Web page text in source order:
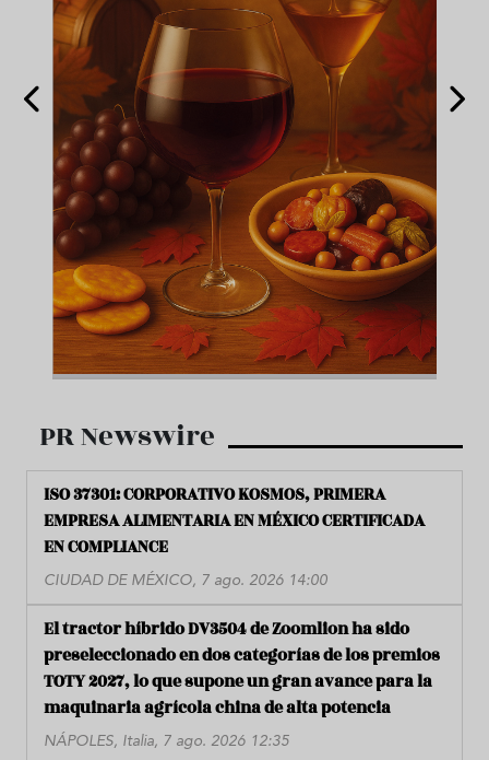
PR Newswire
ISO 37301: CORPORATIVO KOSMOS, PRIMERA
EMPRESA ALIMENTARIA EN MÉXICO CERTIFICADA
EN COMPLIANCE
CIUDAD DE MÉXICO, 7 ago. 2026 14:00
El tractor híbrido DV3504 de Zoomlion ha sido
preseleccionado en dos categorías de los premios
TOTY 2027, lo que supone un gran avance para la
maquinaria agrícola china de alta potencia
NÁPOLES, Italia, 7 ago. 2026 12:35